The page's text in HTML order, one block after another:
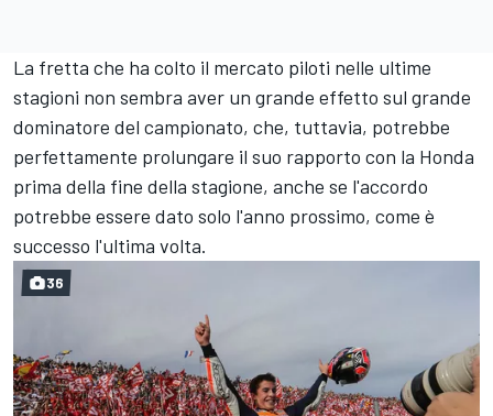
La fretta che ha colto il mercato piloti nelle ultime
stagioni non sembra aver un grande effetto sul grande
dominatore del campionato, che, tuttavia, potrebbe
perfettamente prolungare il suo rapporto con la Honda
prima della fine della stagione, anche se l'accordo
potrebbe essere dato solo l'anno prossimo, come è
successo l'ultima volta.
36